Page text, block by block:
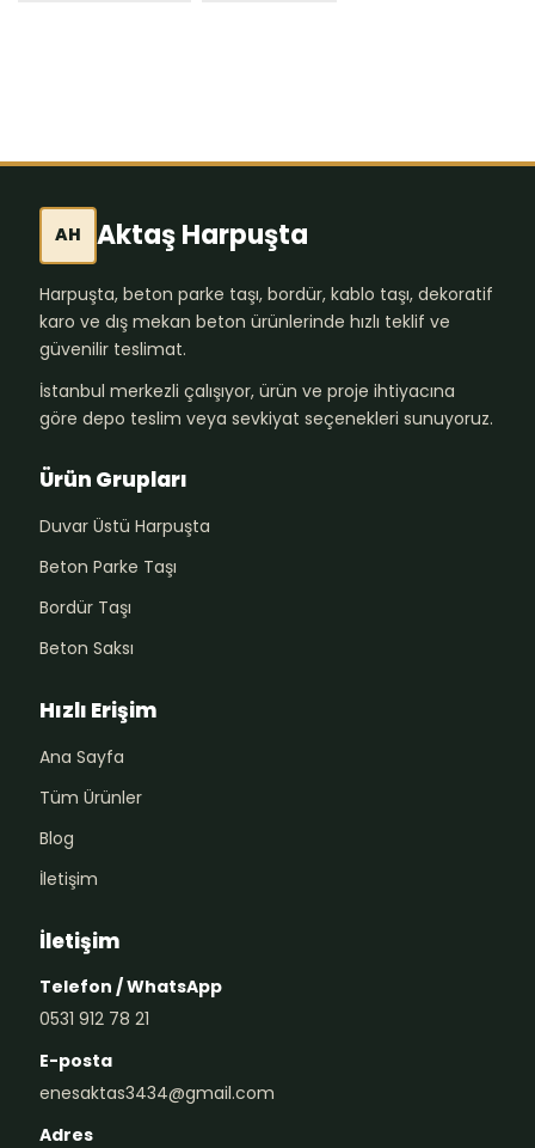
AH Aktaş Harpuşta
Harpuşta, beton parke taşı, bordür, kablo taşı, dekoratif
karo ve dış mekan beton ürünlerinde hızlı teklif ve
güvenilir teslimat.
İstanbul merkezli çalışıyor, ürün ve proje ihtiyacına
göre depo teslim veya sevkiyat seçenekleri sunuyoruz.
Ürün Grupları
Duvar Üstü Harpuşta
Beton Parke Taşı
Bordür Taşı
Beton Saksı
Hızlı Erişim
Ana Sayfa
Tüm Ürünler
Blog
İletişim
İletişim
Telefon / WhatsApp
0531 912 78 21
E-posta
enesaktas3434@gmail.com
Adres